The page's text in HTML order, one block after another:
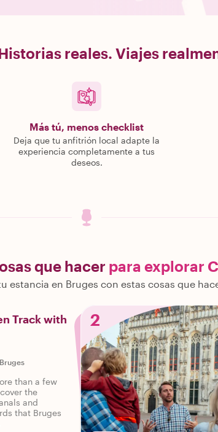
reales. Viajes
Más tú, menos checklist
Deja que tu anfitrión local adapte la
experiencia completamente a tus
deseos.
que hacer para explorar
estancia en Bruges con estas cosas que
Track with
Bruges
than a few
the
and
that Bruges
2